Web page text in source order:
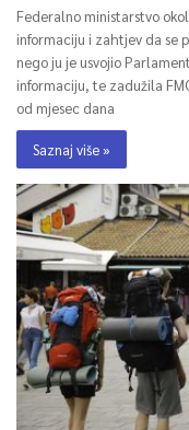
Federalno ministarstvo
informaciju i zahtjev da se
nego ju je usvojio
informaciju, te zadužila
od mjesec dana
Saznaj više »